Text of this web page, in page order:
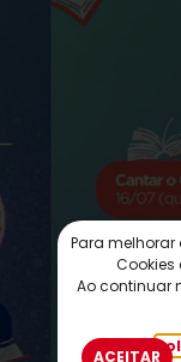
Para
Cookies
Ao continuar
ACEITAR